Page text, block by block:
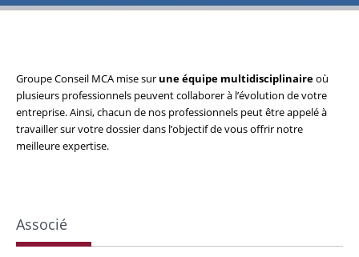
Groupe Conseil MCA mise sur une équipe multidisciplinaireoù
plusieurs professionnels peuvent collaborer à l’évolution de votre
entreprise. Ainsi, chacun de nos professionnels peut être appelé à
travailler sur votre dossier dans l’objectif de vous offrir notre
meilleure expertise.
Associé